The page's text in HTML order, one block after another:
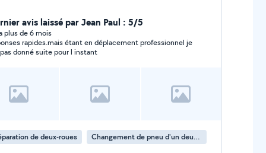
avis laissé par Jean Paul : 5/5
plus de 6 mois
rapides.mais étant en déplacement professionnel je
donné suite pour l instant
de deux-roues Changement de pneu d'un deux-roues